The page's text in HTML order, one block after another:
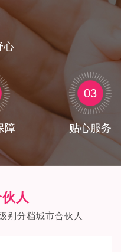
心
障
03
贴心服务
人
别分档城市合伙人